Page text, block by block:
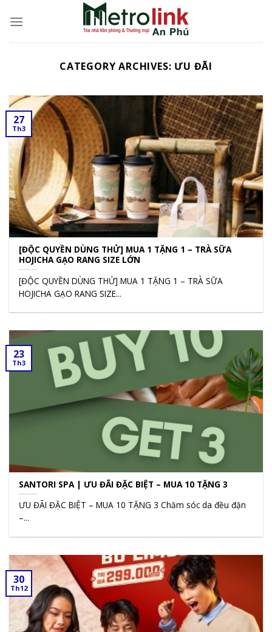
CATEGORY ARCHIVES: ƯU ĐÃI
[ĐỘC QUYỀN DÙNG THỬ] MUA 1 TẶNG 1 – TRÀ SỮA
HOJICHA GẠO RANG SIZE LỚN
[ĐỘC QUYỀN DÙNG THỬ] MUA 1 TẶNG 1 – TRÀ SỮA
HOJICHA GẠO RANG SIZE...
27
Th3
SANTORI SPA | ƯU ĐÃI ĐẶC BIỆT – MUA 10 TẶNG 3
ƯU ĐÃI ĐẶC BIỆT – MUA 10 TẶNG 3 Chăm sóc da đều đặn
–...
23
Th3
30
Th12